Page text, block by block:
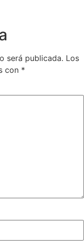
será publicada. Los
con *